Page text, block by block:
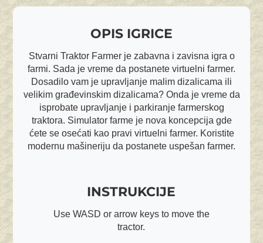
OPIS IGRICE
Stvarni Traktor Farmer je zabavna i zavisna igra o
farmi. Sada je vreme da postanete virtuelni farmer.
Dosadilo vam je upravljanje malim dizalicama ili
velikim građevinskim dizalicama? Onda je vreme da
isprobate upravljanje i parkiranje farmerskog
traktora. Simulator farme je nova koncepcija gde
ćete se osećati kao pravi virtuelni farmer. Koristite
modernu mašineriju da postanete uspešan farmer.
INSTRUKCIJE
Use WASD or arrow keys to move the
tractor.